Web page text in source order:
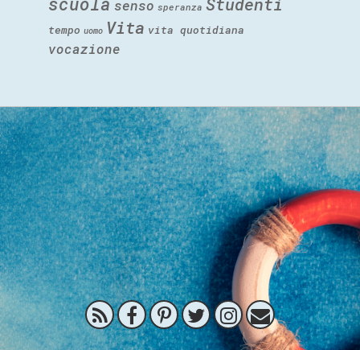
senso speranza Studenti
tempo uomo Vita vita quotidiana
vocazione